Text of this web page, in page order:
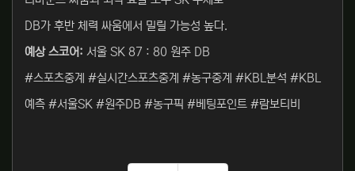
DB가 후반 체력 싸움에서 밀릴 가능성 높다.
예상 스코어: 서울 SK 87 : 80 원주 DB
#스포츠중계 #실시간스포츠중계 #농구중계 #KBL분석 #KBL
예측 #서울SK #원주DB #농구픽 #베팅포인트 #람보티비